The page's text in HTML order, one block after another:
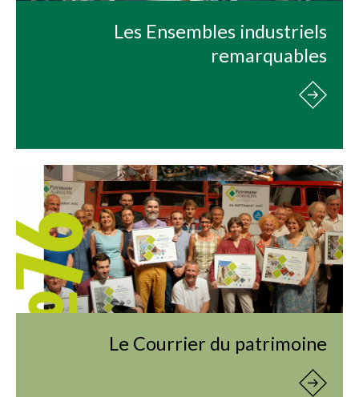
Les Ensembles industriels
remarquables
Le Courrier du patrimoine